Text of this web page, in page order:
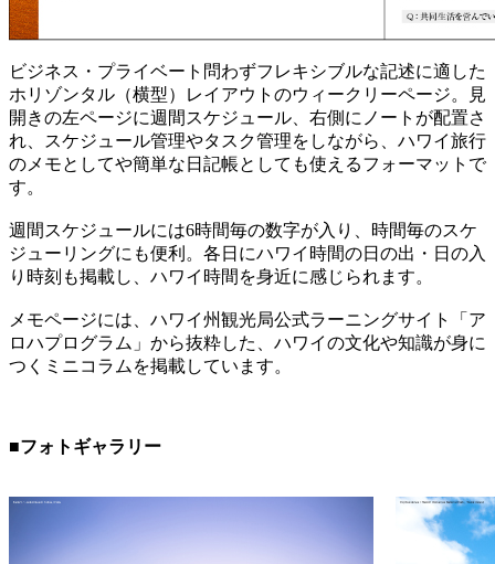
ビジネス・プライベート問わずフレキシブルな記述に適した
ホリゾンタル（横型）レイアウトのウィークリーページ。見
開きの左ページに週間スケジュール、右側にノートが配置さ
れ、スケジュール管理やタスク管理をしながら、ハワイ旅行
のメモとしてや簡単な日記帳としても使えるフォーマットで
す。
週間スケジュールには6時間毎の数字が入り、時間毎のスケ
ジューリングにも便利。各日にハワイ時間の日の出・日の入
り時刻も掲載し、ハワイ時間を身近に感じられます。
メモページには、ハワイ州観光局公式ラーニングサイト「ア
ロハプログラム」から抜粋した、ハワイの文化や知識が身に
つくミニコラムを掲載しています。
■フォトギャラリー